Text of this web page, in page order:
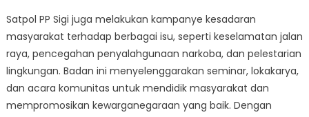
Satpol PP Sigi juga melakukan kampanye kesadaran
masyarakat terhadap berbagai isu, seperti keselamatan jalan
raya, pencegahan penyalahgunaan narkoba, dan pelestarian
lingkungan. Badan ini menyelenggarakan seminar, lokakarya,
dan acara komunitas untuk mendidik masyarakat dan
mempromosikan kewarganegaraan yang baik. Dengan